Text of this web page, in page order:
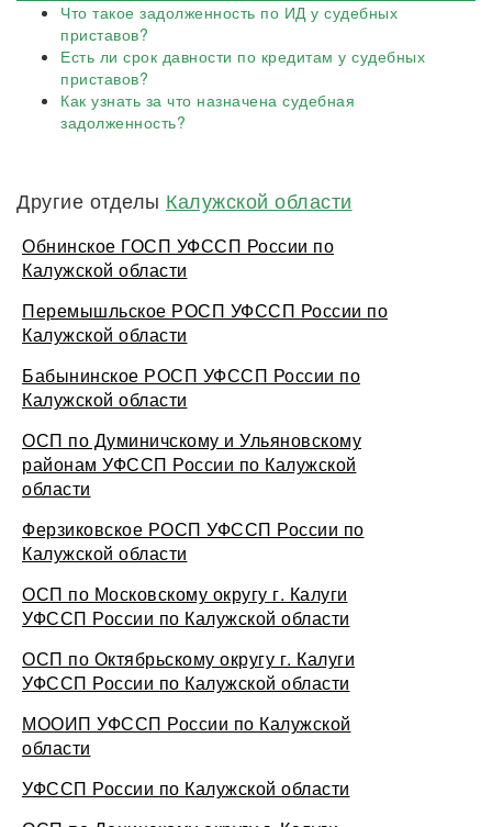
Что такое задолженность по ИД у судебных
приставов?
Есть ли срок давности по кредитам у судебных
приставов?
Как узнать за что назначена судебная
задолженность?
Другие отделы Калужской области
Обнинское ГОСП УФССП России по
Калужской области
Перемышльское РОСП УФССП России по
Калужской области
Бабынинское РОСП УФССП России по
Калужской области
ОСП по Думиничскому и Ульяновскому
районам УФССП России по Калужской
области
Ферзиковское РОСП УФССП России по
Калужской области
ОСП по Московскому округу г. Калуги
УФССП России по Калужской области
ОСП по Октябрьскому округу г. Калуги
УФССП России по Калужской области
МООИП УФССП России по Калужской
области
УФССП России по Калужской области